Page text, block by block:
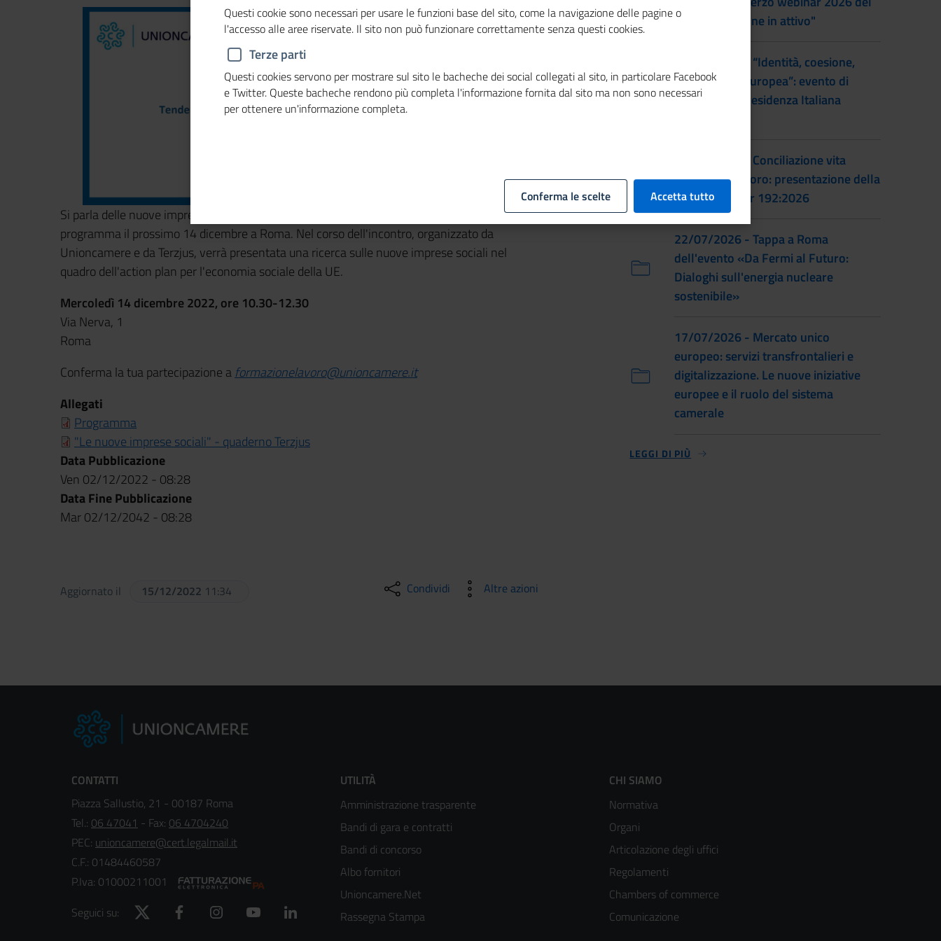
Si parla delle nuove imprese sociali dopo la riforma del Terzo settore nel convegno in
programma il prossimo 14 dicembre a Roma. Nel corso dell'incontro, organizzato da
Unioncamere e da Terzjus, verrà presentata una ricerca sulle nuove imprese sociali nel
quadro dell'action plan per l'economia sociale della UE.
Mercoledì 14 dicembre 2022, ore 10.30-12.30
Via Nerva, 1
Roma
Conferma la tua partecipazione a formazionelavoro@unioncamere.it
Allegati
Programma
"Le nuove imprese sociali" - quaderno Terzjus
Data Pubblicazione
Ven 02/12/2022 - 08:28
Data Fine Pubblicazione
Mar 02/12/2042 - 08:28
Aggiornato il 15/12/2022 11:34 Condividi Altre azioni
progetto "Donne in attivo"
28/07/2026 - “Identità, coesione,
integrazione europea”: evento di
lancio della Presidenza Italiana
22/07/2026 - Conciliazione vita
familiare e lavoro: presentazione della
prassi UNI/Pdr 192:2026
22/07/2026 - Tappa a Roma
dell'evento «Da Fermi al Futuro:
Dialoghi sull'energia nucleare
sostenibile»
17/07/2026 - Mercato unico
europeo: servizi transfrontalieri e
digitalizzazione. Le nuove iniziative
europee e il ruolo del sistema
camerale
LEGGI DI PIÙ
CONTATTI
Piazza Sallustio, 21 - 00187 Roma
Tel.: 06 47041 - Fax: 06 4704240
PEC: unioncamere@cert.legalmail.it
C.F.: 01484460587
P.Iva: 01000211001
Seguici su:
Twitter Facebook Instagram YouTube
Footer
menù
colonna
2
UTILITÀ
Amministrazione trasparente
Bandi di gara e contratti
Bandi di concorso
Albo fornitori
Unioncamere.Net
Rassegna Stampa
Footer
menù
colonna
3
CHI SIAMO
Normativa
Organi
Articolazione degli uffici
Regolamenti
Chambers of commerce
Comunicazione
Questi cookie sono necessari per usare le funzioni base del sito, come la navigazione delle pagine o
l'accesso alle aree riservate. Il sito non può funzionare correttamente senza questi cookies.
Terze parti
Questi cookies servono per mostrare sul sito le bacheche dei social collegati al sito, in particolare Facebook
e Twitter. Queste bacheche rendono più completa l'informazione fornita dal sito ma non sono necessari
per ottenere un'informazione completa.
Conferma le scelte Accetta tutto